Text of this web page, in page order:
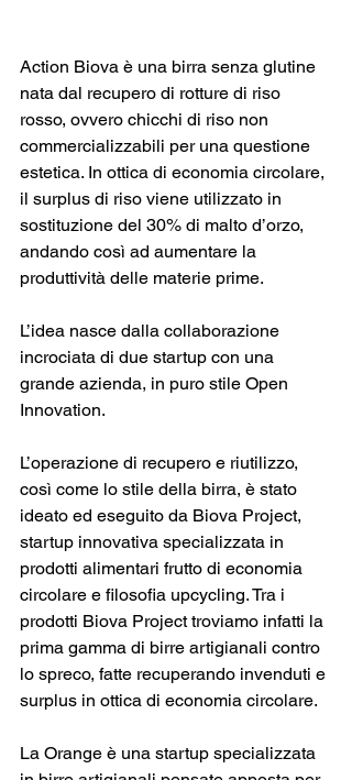
Action Biova è una birra senza glutine
nata dal recupero di rotture di riso
rosso, ovvero chicchi di riso non
commercializzabili per una questione
estetica. In ottica di economia circolare,
il surplus di riso viene utilizzato in
sostituzione del 30% di malto d’orzo,
andando così ad aumentare la
produttività delle materie prime.
L’idea nasce dalla collaborazione
incrociata di due startup con una
grande azienda, in puro stile Open
Innovation.
L’operazione di recupero e riutilizzo,
così come lo stile della birra, è stato
ideato ed eseguito da Biova Project,
startup innovativa specializzata in
prodotti alimentari frutto di economia
circolare e filosofia upcycling. Tra i
prodotti Biova Project troviamo infatti la
prima gamma di birre artigianali contro
lo spreco, fatte recuperando invenduti e
surplus in ottica di economia circolare.
La Orange è una startup specializzata